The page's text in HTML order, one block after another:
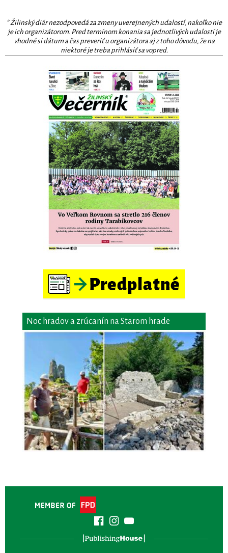
* Žilinský diár nezodpovedá za zmeny uverejnených udalostí, nakoľko nie
je ich organizátorom. Pred termínom konania sa jednotlivých udalostí je
vhodné si dátum a čas preveriť u organizátora aj z toho dôvodu, že na
niektoré je treba prihlásiť sa vopred.
Noc hradov a zrúcanín na Starom hrade